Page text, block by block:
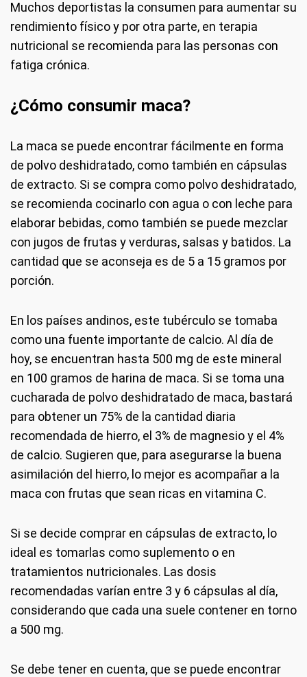
Muchos deportistas la consumen para aumentar su
rendimiento físico y por otra parte, en terapia
nutricional se recomienda para las personas con
fatiga crónica.
¿Cómo consumir maca?
La maca se puede encontrar fácilmente en forma
de polvo deshidratado, como también en cápsulas
de extracto. Si se compra como polvo deshidratado,
se recomienda cocinarlo con agua o con leche para
elaborar bebidas, como también se puede mezclar
con jugos de frutas y verduras, salsas y batidos. La
cantidad que se aconseja es de 5 a 15 gramos por
porción.
En los países andinos, este tubérculo se tomaba
como una fuente importante de calcio. Al día de
hoy, se encuentran hasta 500 mg de este mineral
en 100 gramos de harina de maca. Si se toma una
cucharada de polvo deshidratado de maca, bastará
para obtener un 75% de la cantidad diaria
recomendada de hierro, el 3% de magnesio y el 4%
de calcio. Sugieren que, para asegurarse la buena
asimilación del hierro, lo mejor es acompañar a la
maca con frutas que sean ricas en vitamina C.
Si se decide comprar en cápsulas de extracto, lo
ideal es tomarlas como suplemento o en
tratamientos nutricionales. Las dosis
recomendadas varían entre 3 y 6 cápsulas al día,
considerando que cada una suele contener en torno
a 500 mg.
Se debe tener en cuenta, que se puede encontrar